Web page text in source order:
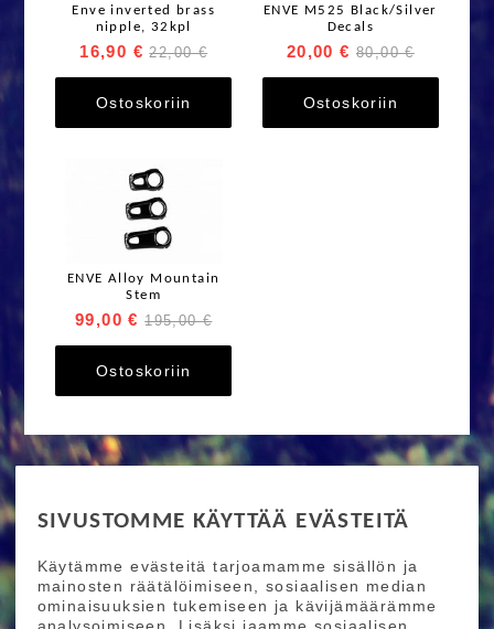
SIVUSTOMME KÄYTTÄÄ EVÄSTEITÄ
Käytämme evästeitä tarjoamamme sisällön ja
mainosten räätälöimiseen, sosiaalisen median
ominaisuuksien tukemiseen ja kävijämäärämme
analysoimiseen. Lisäksi jaamme sosiaalisen
Enve inverted brass
nipple, 32kpl
16,90 € 22,00 €
Ostoskoriin
ENVE M525 Black/Silver
Decals
20,00 € 80,00 €
Ostoskoriin
ENVE Alloy Mountain
Stem
99,00 € 195,00 €
Ostoskoriin
Ride More – Pyöräkauppa ja pyörähuolto
Helsingissä